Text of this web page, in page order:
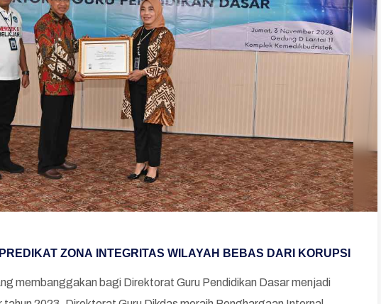
ZONA INTEGRITAS WILAYAH BEBAS DARI KORUPSI
membanggakan bagi Direktorat Guru Pendidikan Dasar menjadi